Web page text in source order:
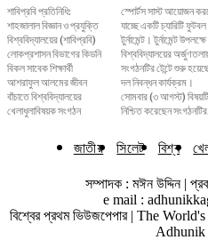
শাবিপ্রবি প্রতিনিধি:
শাহজালাল বিজ্ঞান ও প্রযুক্তি
বিশ্ববিদ্যালয়ের (শাবিপ্রবি)
লোকপ্রশাসন বিভাগের কিডনি
বিকল সাবেক শিক্ষার্থী
আশরাফুল আলমের জীবন
বাঁচাতে বিশ্ববিদ্যালয়ের
খেলাধুলাবিষয়ক সংগঠন
স্পোর্টস সাস্ট আয়োজন করতে
যাচ্ছে একটি চ্যারিটি ফুটবল
টুর্নামেন্ট। টুর্নামেন্ট উপলক্ষে
বিশ্ববিদ্যালয়ের অর্জুণতলায়
সংগঠনটির টেন্টে শুরু হয়েছে
দল নিবন্ধন কার্যক্রম।
সোমবার (৩ আগস্ট) বিষয়টি
নিশ্চিত করেছেন
জাতীয় সিলেট বিশ্ব
সম্পাদক : মঈন উদ্দিন |
e mail :
বিশ্বের প্রথম ভিউজপেপার | The
Adhunik